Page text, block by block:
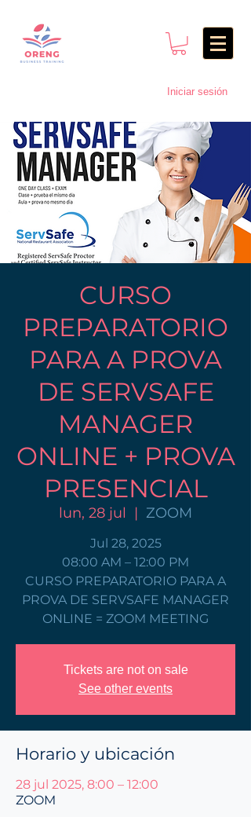
Iniciar sesión
CURSO
PREPARATORIO
PARA A PROVA
DE SERVSAFE
MANAGER
ONLINE + PROVA
PRESENCIAL
lun, 28 jul
  |
ZOOM
Jul 28, 2025
08:00 AM – 12:00 PM
CURSO PREPARATORIO PARA A
PROVA DE SERVSAFE MANAGER
ONLINE = ZOOM MEETING
Tickets are not on sale
See other events
Horario y ubicación
28 jul 2025, 8:00 – 12:00
ZOOM